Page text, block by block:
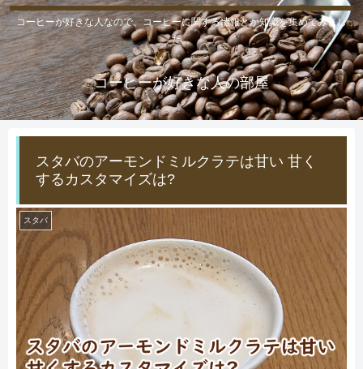
コーヒーが好きな人なので、コーヒーに関する情報とか知識を集めてみまし
た。
コーヒーが好きな人の部屋
スタバのアーモンドミルクラテは甘い 甘く
するカスタマイズは?
スタバ